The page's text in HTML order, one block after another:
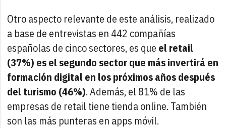
Otro aspecto relevante de este análisis, realizado
a base de entrevistas en 442 compañías
españolas de cinco sectores, es que el retail
(37%) es el segundo sector que más invertirá en
formación digital en los próximos años después
del turismo (46%). Además, el 81% de las
empresas de retail tiene tienda online. También
son las más punteras en apps móvil.